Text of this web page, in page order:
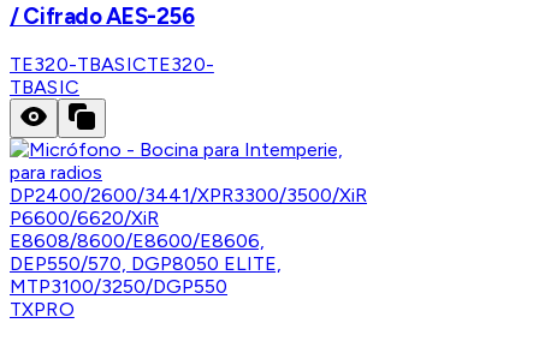
/ Cifrado AES-256
TE320-TBASICTE320-
TBASIC
TXPRO